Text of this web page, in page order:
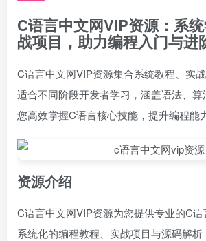
C语言中文网VIP资源：系
战项目，助力编程入门与进
C语言中文网VIP资源集合系统教程、实
适合不同阶段开发者学习，涵盖语法、
您高效掌握C语言核心技能，提升编程能
资源介绍
C语言中文网VIP资源为您提供专业的C
系统化的编程教程、实战项目与源码解